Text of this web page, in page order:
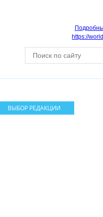
https://
ВЫБОР РЕДАКЦИИ